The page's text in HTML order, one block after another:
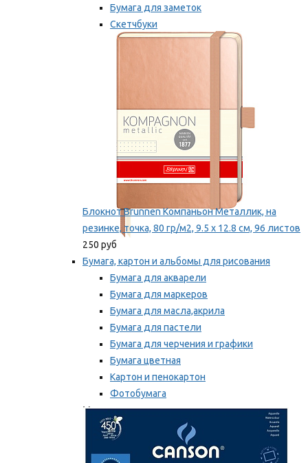
Бумага для заметок
Скетчбуки
Тетради
Блокнот Brunnen Компаньон Металлик, на
резинке, точка, 80 гр/м2, 9.5 х 12.8 см, 96 листов
250 руб
Бумага, картон и альбомы для рисования
Бумага для акварели
Бумага для маркеров
Бумага для масла,акрила
Бумага для пастели
Бумага для черчения и графики
Бумага цветная
Картон и пенокартон
Фотобумага
Мы рекомендуем